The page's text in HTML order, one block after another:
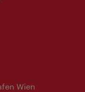
Wien